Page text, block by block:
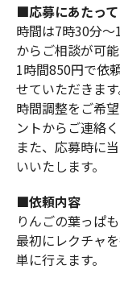
■応募にあたって
時間は7時30分～
からご相談が可能
1時間850円で依
せていただきます
時間調整をご希
ントからご連絡く
また、応募時に
いいたします。
■依頼内容
りんごの葉っぱ
最初にレクチャ
単に行えます。